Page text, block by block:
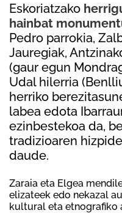
Eskoriatzako
hainbat
Pedro parrokia,
Jauregiak,
(gaur egun
Udal hilerria
herriko
labea edota
ezinbestekoa da,
tradizioaren
daude.
Zaraia eta Elgea
elizateek edo nekazal
kultural eta etnografiko